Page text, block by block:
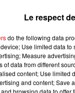
pour tentative
une
ses
les influencer.
propos et
à une
Cette
Le respect
do the following data
Use limited data
Measure
of data from different
content; Use limited
and content; Save
browsing data to